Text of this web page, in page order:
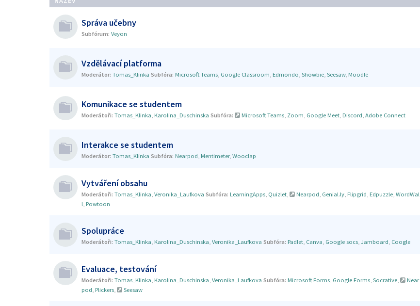
Správa učebny
Subfórum: Veyon
Vzdělávací platforma
Moderátor: Tomas_Klinka Subfóra: Microsoft Teams, Google Classroom, Edmondo, Showbie, Seesaw, Moodle
Komunikace se studentem
Moderátoři: Tomas_Klinka, Karolina_Duschinska Subfóra: Microsoft Teams, Zoom, Google Meet, Discord, Adobe Connect
Interakce se studentem
Moderátor: Tomas_Klinka Subfóra: Nearpod, Mentimeter, Wooclap
Vytváření obsahu
Moderátoři: Tomas_Klinka, Veronika_Laufkova Subfóra: LearningApps, Quizlet, Nearpod, Genial.ly, Flipgrid, Edpuzzle, WordWal
l, Powtoon
Spolupráce
Moderátoři: Tomas_Klinka, Karolina_Duschinska, Veronika_Laufkova Subfóra: Padlet, Canva, Google socs, Jamboard, Coogle
Evaluace, testování
Moderátoři: Tomas_Klinka, Karolina_Duschinska, Veronika_Laufkova Subfóra: Microsoft Forms, Google Forms, Socrative,
Near
pod, Plickers, Seesaw